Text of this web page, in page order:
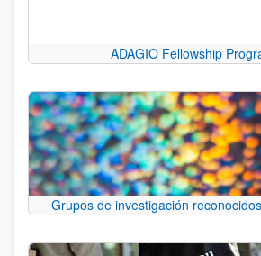
ADAGIO Fellowship
Grupos de investigación